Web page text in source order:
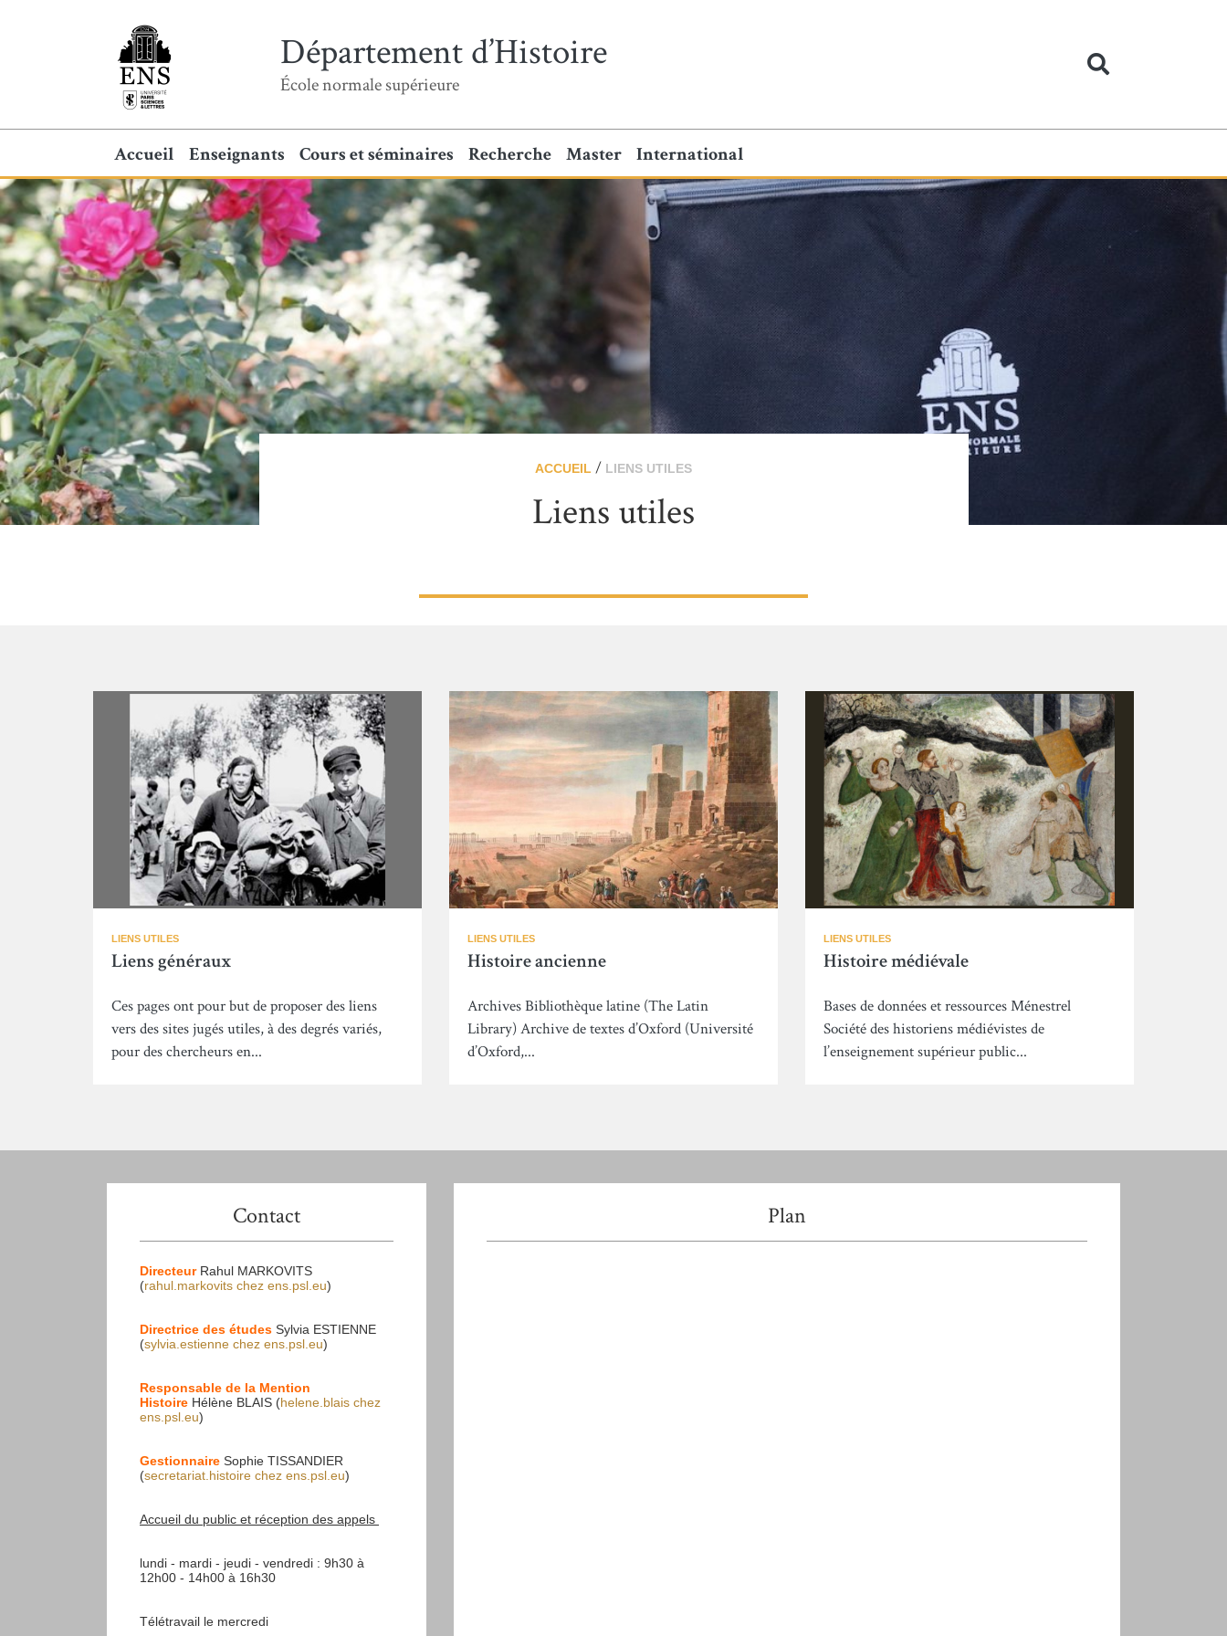
Département d’Histoire
École normale supérieure
Accueil Enseignants Cours et séminaires Recherche Master International
ACCUEIL / LIENS UTILES
Liens utiles
LIENS UTILES
Liens généraux
Ces pages ont pour but de proposer des liens
vers des sites jugés utiles, à des degrés variés,
pour des chercheurs en...
LIENS UTILES
Histoire ancienne
Archives Bibliothèque latine (The Latin
Library) Archive de textes d’Oxford (Université
d’Oxford,...
LIENS UTILES
Histoire médiévale
Bases de données et ressources Ménestrel
Société des historiens médiévistes de
l’enseignement supérieur public...
Contact
Directeur Rahul MARKOVITS
(rahul.markovits chez ens.psl.eu)
Directrice des études Sylvia ESTIENNE
(sylvia.estienne chez ens.psl.eu)
Responsable de la Mention
Histoire Hélène BLAIS (helene.blais chez
ens.psl.eu)
Gestionnaire Sophie TISSANDIER
(secretariat.histoire chez ens.psl.eu)
Accueil du public et réception des appels
lundi - mardi - jeudi - vendredi : 9h30 à
12h00 - 14h00 à 16h30
Télétravail le mercredi
Plan